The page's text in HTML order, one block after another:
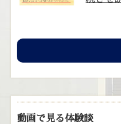
動画で見る体験談